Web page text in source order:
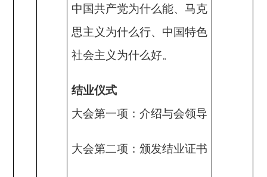
中国共产党为什么能、马克
思主义为什么行、中国特色
社会主义为什么好。
结业仪式
大会第一项：介绍与会领导
大会第二项：颁发结业证书